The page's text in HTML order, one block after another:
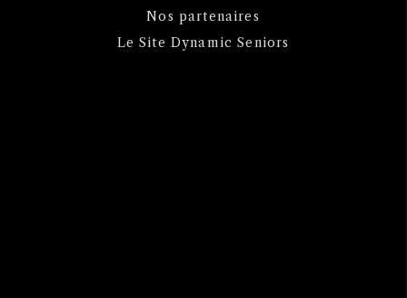
Nos partenaires
Le Site Dynamic Seniors